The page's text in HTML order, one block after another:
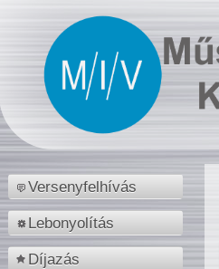
Versenyfelhívás
Lebonyolítás
Díjazás